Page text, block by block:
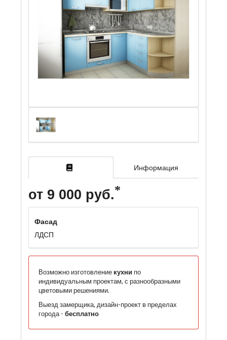
Информация
от 9 000 руб.
Фасад
ЛДСП
Возможно изготовление кухни по
индивидуальным проектам, с разнообразными
цветовыми решениями.
Выезд замерщика, дизайн-проект в пределах
города - бесплатно